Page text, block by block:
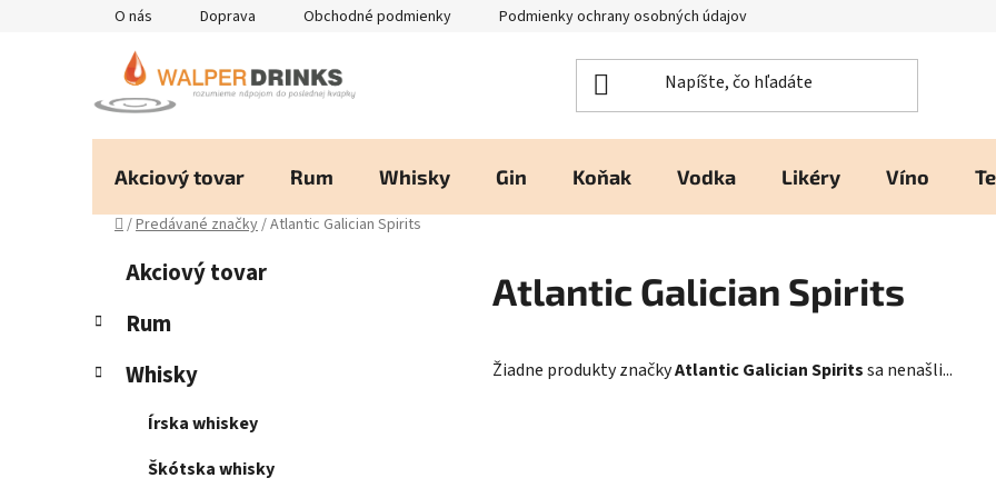
O nás Doprava Obchodné podmienky Podmienky ochrany osobných údajov
Akciový tovar Rum Whisky Gin Koňak Vodka Likéry Víno
Domov
/Predávané značky/Atlantic Galician Spirits
č
ý
Preskočiť
kategórie
e
ó
Akciový tovar
Rum
Whisky
Írska whiskey
Škótska whisky
Atlantic Galician Spirits
Žiadne produkty značkyAtlantic Galician Spiritssa nenašli...